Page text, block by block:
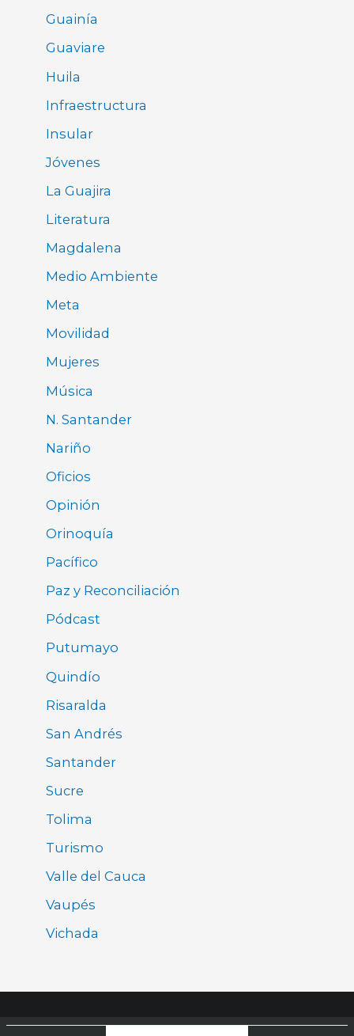
Guainía
Guaviare
Huila
Infraestructura
Insular
Jóvenes
La Guajira
Literatura
Magdalena
Medio Ambiente
Meta
Movilidad
Mujeres
Música
N. Santander
Nariño
Oficios
Opinión
Orinoquía
Pacífico
Paz y Reconciliación
Pódcast
Putumayo
Quindío
Risaralda
San Andrés
Santander
Sucre
Tolima
Turismo
Valle del Cauca
Vaupés
Vichada